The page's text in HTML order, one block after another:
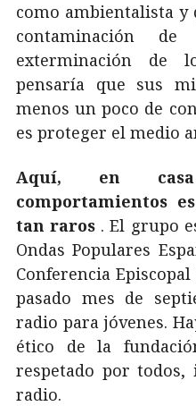
como ambientalista y
contaminación
exterminación de
pensaría que sus
menos un poco de
es proteger el medio
Aquí, en
comportamientos
tan raros . El grupo
Ondas Populares
Conferencia
pasado mes de
radio para jóvenes.
ético de la
respetado por
radio.